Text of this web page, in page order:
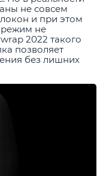
не совсем
и при этом
режим не
2022 такого
позволяет
без лишних